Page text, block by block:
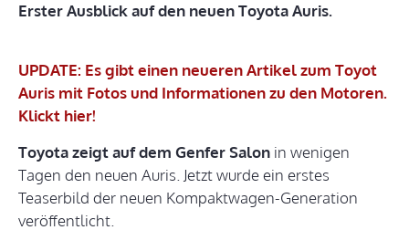
Erster Ausblick auf den neuen Toyota Auris.
UPDATE: Es gibt einen neueren Artikel zum Toyot
Auris mit Fotos und Informationen zu den Motoren.
Klickt hier!
Toyota zeigt auf dem Genfer Salon in wenigen
Tagen den neuen Auris. Jetzt wurde ein erstes
Teaserbild der neuen Kompaktwagen-Generation
veröffentlicht.